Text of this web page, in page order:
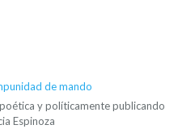
de mando
y políticamente publicando
Espinoza